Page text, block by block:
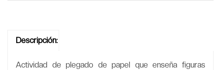
Descripción:
Actividad de plegado de papel que enseña figuras